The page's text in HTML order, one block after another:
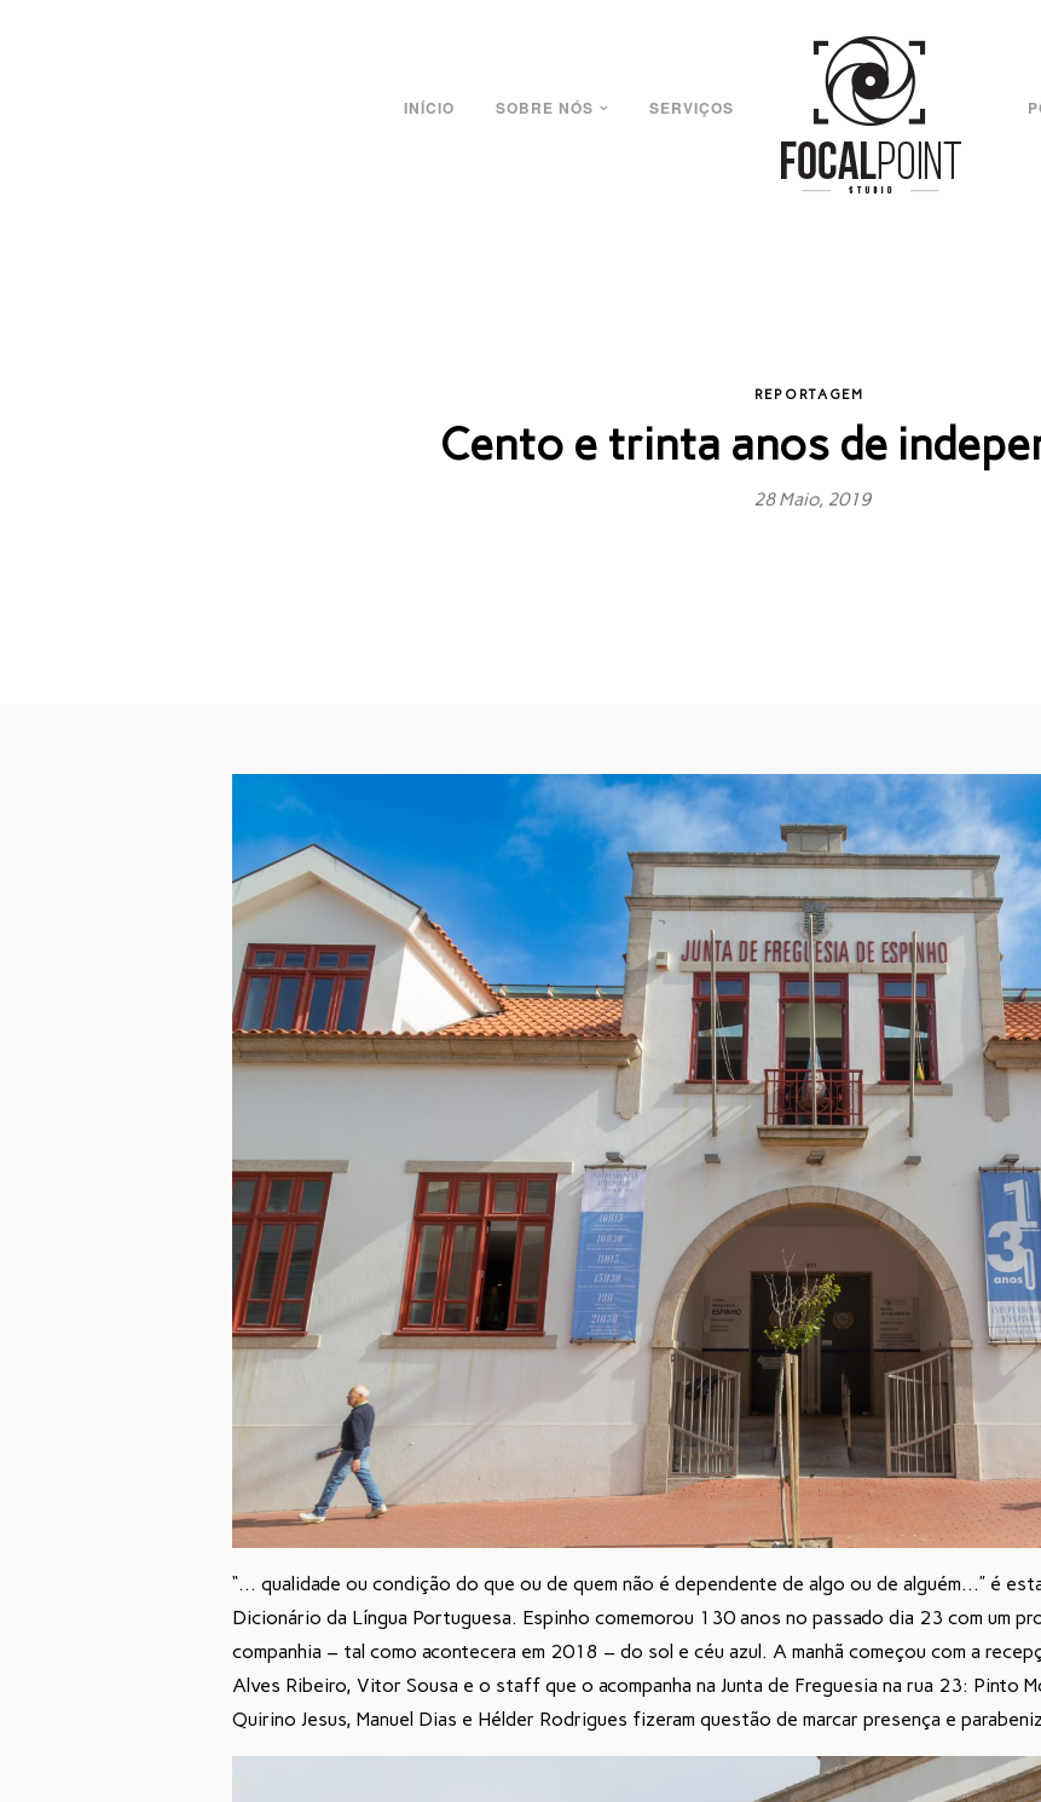
INÍCIO SOBRE NÓS SERVIÇOS
REPORTAGEM
Cento e trinta anos de
28 Maio, 2019
“… qualidade ou condição do que ou de quem não é dependente de algo ou de alguém…” é
Dicionário da Língua Portuguesa. Espinho comemorou 130 anos no passado dia 23 com um
companhia – tal como acontecera em 2018 – do sol e céu azul. A manhã começou com a
Alves Ribeiro, Vitor Sousa e o staff que o acompanha na Junta de Freguesia na rua 23: Pinto
Quirino Jesus, Manuel Dias e Hélder Rodrigues fizeram questão de marcar presença e